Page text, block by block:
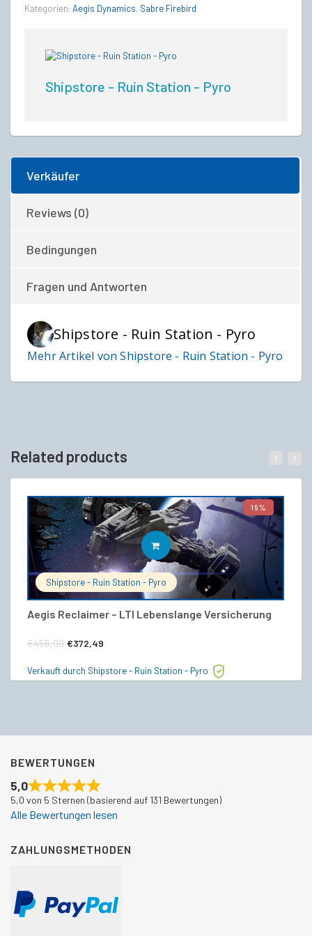
(CCU’d)
Kategorien: Aegis Dynamics, Sabre Firebird
Shipstore - Ruin Station - Pyro
Verkäufer
Reviews (0)
Bedingungen
Fragen und Antworten
Shipstore - Ruin Station - Pyro
Mehr Artikel von Shipstore - Ruin Station - Pyro
Related products
19%
Shipstore - Ruin Station - Pyro
Aegis Reclaimer – LTI Lebenslange Versicherung
€456,00 Ursprünglicher
war:
€372,49
ist:
IN DEN WARENKORB
Verkauft durch Shipstore - Ruin Station - Pyro
BEWERTUNGEN
5,0
5,0 von 5 Sternen (basierend auf 131 Bewertungen)
Alle Bewertungen lesen
ZAHLUNGSMETHODEN